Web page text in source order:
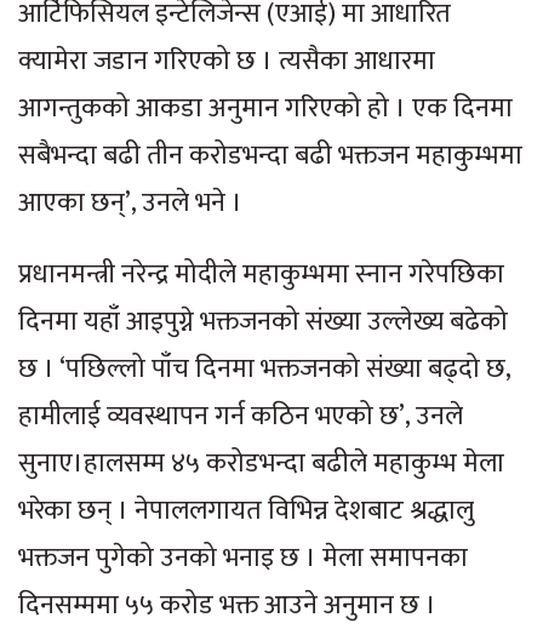
आर्टिफिसियल इन्टेलिजेन्स (एआई) मा आधारित
क्यामेरा जडान गरिएको छ । त्यसैका आधारमा
आगन्तुकको आकडा अनुमान गरिएको हो । एक दिनमा
सबैभन्दा बढी तीन करोडभन्दा बढी भक्तजन महाकुम्भमा
आएका छन्’, उनले भने ।
प्रधानमन्त्री नरेन्द्र मोदीले महाकुम्भमा स्नान गरेपछिका
दिनमा यहाँ आइपुग्ने भक्तजनको संख्या उल्लेख्य बढेको
छ । ‘पछिल्लो पाँच दिनमा भक्तजनको संख्या बढ्दो छ,
हामीलाई व्यवस्थापन गर्न कठिन भएको छ’, उनले
सुनाए।हालसम्म ४५ करोडभन्दा बढीले महाकुम्भ मेला
भरेका छन् । नेपाललगायत विभिन्न देशबाट श्रद्धालु
भक्तजन पुगेको उनको भनाइ छ । मेला समापनका
दिनसम्ममा ५५ करोड भक्त आउने अनुमान छ ।